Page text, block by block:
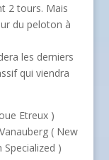
2 tours. Mais
du peloton à
les derniers
qui viendra
Etreux )
( New
)